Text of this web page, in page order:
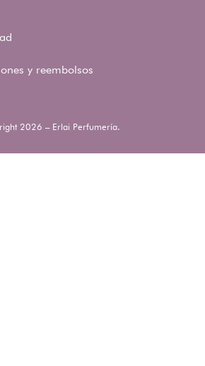
y reembolsos
2026 – Erlai Perfumería.